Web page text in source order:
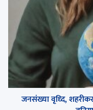
जनसंख्या वृध्दि,